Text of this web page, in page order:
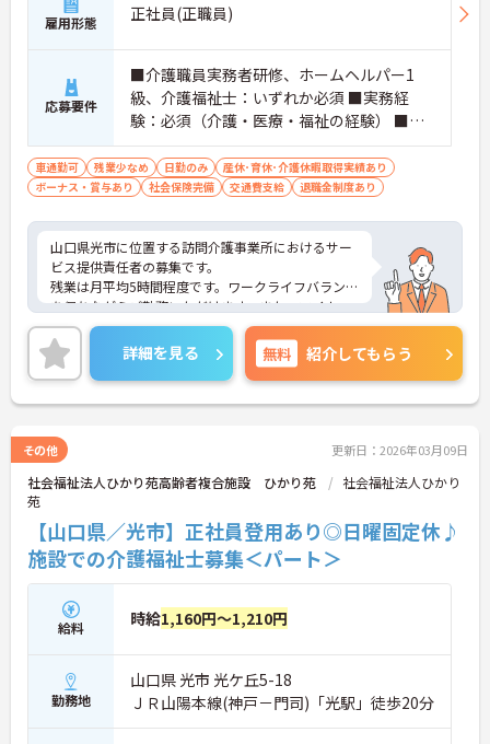
雇用形態 正社員(正職員)
応募要件
■介護職員実務者研修、ホームヘルパー1
級、介護福祉士：いずれか必須 ■実務経
験：必須（介護・医療・福祉の経験） ■普
通自動車運転免許：必須
車通勤可 残業少なめ 日勤のみ
産休･育休･介護休暇取得実績あり
ボーナス・賞与あり
社会保険完備 交通費支給 退職金制度あり
山口県光市に位置する訪問介護事業所におけるサー
ビス提供責任者の募集です。
残業は月平均5時間程度です。ワークライフバランス
を保ちながらご勤務いただけます。また、マイカー
通勤が可能なので、通勤が苦になりません。
ご興味のある方には、面接対策ポイントなど、さら
に詳細をお話しいたしますのでお気軽にご相談くだ
さい！
詳細を見る 無料 紹介してもらう
その他 更新日：2026年03月09日
社会福祉法人ひかり苑高齢者複合施設 ひかり苑
社会福祉法人ひかり
苑
【山口県／光市】正社員登用あり◎日曜固定休♪
施設での介護福祉士募集＜パート＞
給料 時給1,160円～1,210円
勤務地
山口県 光市 光ケ丘5-18
ＪＲ山陽本線(神戸－門司)「光駅」徒歩20分